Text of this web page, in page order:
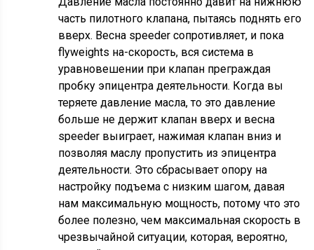
часть пилотного клапана, пытаясь поднять его
вверх. Весна speeder сопротивляет, и пока
flyweights на-скорость, вся система в
уравновешении при клапан преграждая
пробку эпицентра деятельности. Когда вы
теряете давление масла, то это давление
больше не держит клапан вверх и весна
speeder выиграет, нажимая клапан вниз и
позволяя маслу пропустить из эпицентра
деятельности. Это сбрасывает опору на
настройку подъема с низким шагом, давая
нам максимальную мощность, потому что это
более полезно, чем максимальная скорость в
чрезвычайной ситуации, которая, вероятно,